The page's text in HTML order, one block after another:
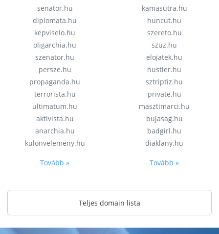
senator.hu
diplomata.hu
kepviselo.hu
oligarchia.hu
szenator.hu
persze.hu
propaganda.hu
terrorista.hu
ultimatum.hu
aktivista.hu
anarchia.hu
kulonvelemeny.hu
Tovább »
kamasutra.hu
huncut.hu
szereto.hu
szuz.hu
elojatek.hu
hustler.hu
sztriptiz.hu
private.hu
masztimarci.hu
bujasag.hu
badgirl.hu
diaklany.hu
Tovább »
Teljes domain lista